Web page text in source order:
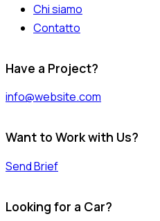
Chi siamo
Contatto
Have a Project?
info@website.com
Want to Work with Us?
Send Brief
Looking for a Car?